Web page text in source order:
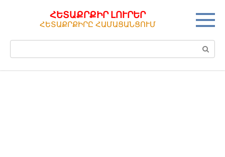
ՀԵՏԱՔՐՔԻՐ ԼՈՒՐԵՐ
ՀԵՏԱՔՐՔԻՐԸ ՀԱՄԱՑԱՆՑՈՒՄ
Поиск: